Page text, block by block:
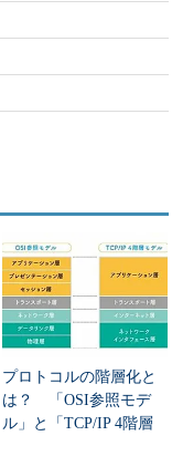
ビスをそのまま利
TCP/IPだけに限
のメリットは大き
るが、その
は、サービス
プロトコル
たコンピュ
プロトコルの階層化と
は？ 「OSI参照モデ
ル」と「TCP/IP 4階層